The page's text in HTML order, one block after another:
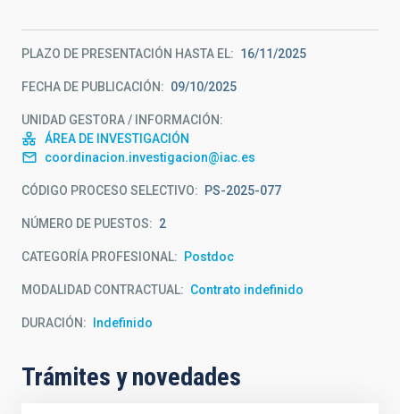
PLAZO DE PRESENTACIÓN HASTA EL 16/11/2025
FECHA DE PUBLICACIÓN 09/10/2025
UNIDAD GESTORA / INFORMACIÓN
ÁREA DE INVESTIGACIÓN
coordinacion.investigacion@iac.es
CÓDIGO PROCESO SELECTIVO PS-2025-077
NÚMERO DE PUESTOS 2
CATEGORÍA PROFESIONAL Postdoc
MODALIDAD CONTRACTUAL Contrato indefinido
DURACIÓN Indefinido
Trámites y novedades